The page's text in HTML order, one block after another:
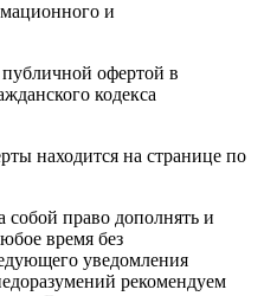
и
публичной офертой в
кодекса
находится на странице по
собой право дополнять и
время без
уведомления
рекомендуем